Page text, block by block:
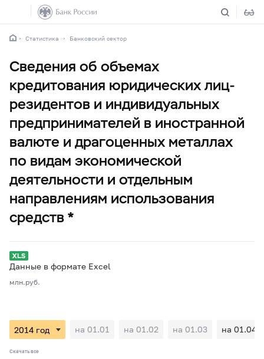
Статистика Банковский сектор
Сведения об объемах
кредитования юридических лиц-
резидентов и индивидуальных
предпринимателей в иностранной
валюте и драгоценных металлах
по видам экономической
деятельности и отдельным
направлениям использования
средств *
Данные в формате Excel
млн.руб.
на 01.01 на 01.02 на 01.03 на 01.04
Скачать все